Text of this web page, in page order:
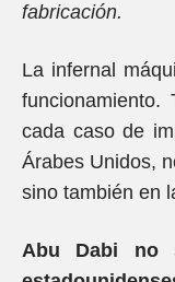
fabricación.
La infernal
funcionamiento.
cada caso de
Árabes Unidos,
sino también en
Abu Dabi no